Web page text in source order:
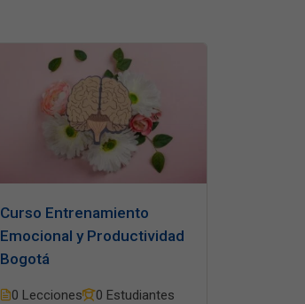
Curso Entrenamiento
Emocional y Productividad
Bogotá
0 Lecciones 0 Estudiantes